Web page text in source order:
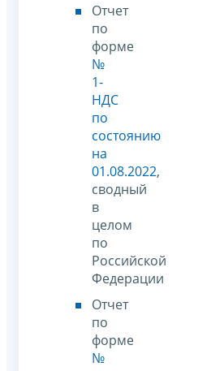
Отчет
по
форме
№
1-
НДС
по
состоянию
на
01.08.2022,
сводный
в
целом
по
Российской
Федерации
Отчет
по
форме
№